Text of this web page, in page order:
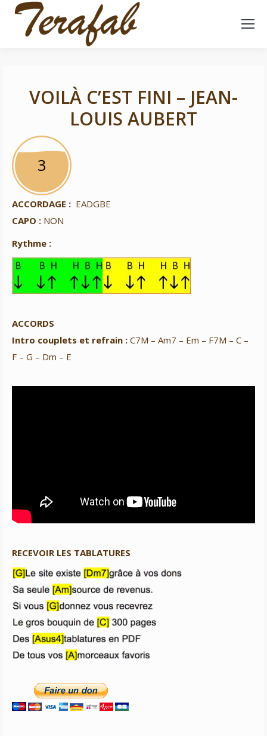
VOILÀ C’EST FINI – JEAN-
LOUIS AUBERT
3
3
ACCORDAGE : EADGBE
CAPO : NON
Rythme :
ACCORDS
Intro couplets et refrain : C7M – Am7 – Em – F7M – C –
F – G – Dm – E
RECEVOIR LES TABLATURES